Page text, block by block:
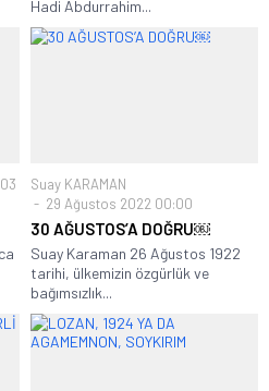
Hadi Abdurrahim...
Suay KARAMAN
29 Ağustos 2022 00:00
30 AĞUSTOS’A DOĞRU￼
Suay Karaman 26 Ağustos 1922
tarihi, ülkemizin özgürlük ve
bağımsızlık...